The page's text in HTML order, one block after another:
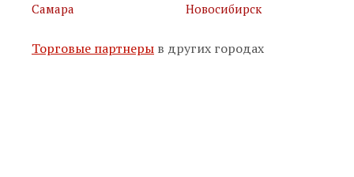
Подписаться
Самара
Новосибирск
Торговые партнеры в других городах